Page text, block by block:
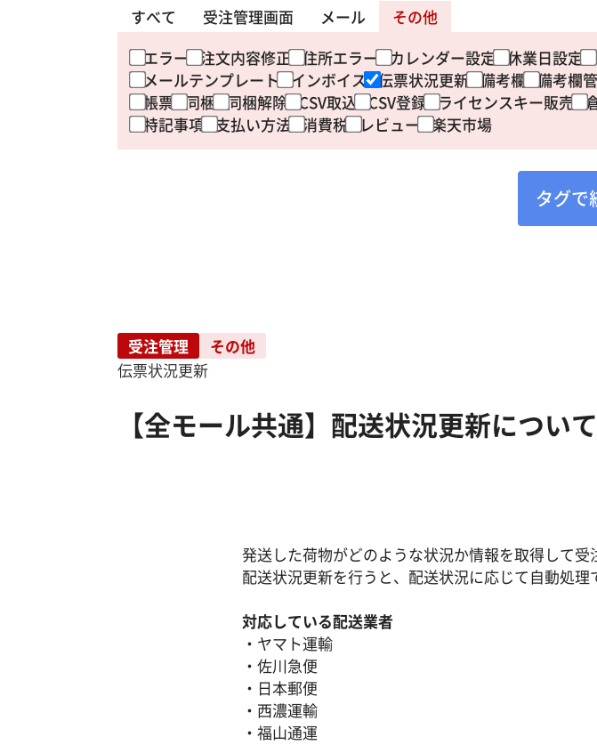
すべて 受注管理画面 メール
その他
エラー 注文内容修正 住所エラー カレンダー設定 休業日設定
メールテンプレート インボイス 伝票状況更新 備考欄 備考欄
帳票 同梱 同梱解除 CSV取込 CSV登録 ライセンスキー販売
特記事項 支払い方法 消費税 レビュー 楽天市場
タグで
受注管理
その他
伝票状況更新
【全モール共通】配送状況更新について
発送した荷物がどのような状況か情報を取得して受
配送状況更新を行うと、配送状況に応じて自動処理
対応している配送業者
・ヤマト運輸
・佐川急便
・日本郵便
・西濃運輸
・福山通運